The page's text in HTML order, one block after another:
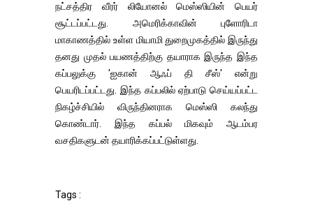
நட்சத்திர வீரர் லியோனல் மெஸ்ஸியின் பெயர்
சூட்டப்பட்டது. அமெரிக்காவின் புளோரிடா
மாகாணத்தில் உள்ள மியாமி துறைமுகத்தில் இருந்து
தனது முதல் பயணத்திற்கு தயாராக இருந்த இந்த
கப்பலுக்கு 'ஐகான் ஆஃப் தி சீஸ்' என்று
பெயரிடப்பட்டது. இந்த கப்பலில் ஏற்பாடு செய்யப்பட்ட
நிகழ்ச்சியில் விருந்தினராக மெஸ்ஸி கலந்து
கொண்டார். இந்த கப்பல் மிகவும் ஆடம்பர
வசதிகளுடன் தயாரிக்கப்பட்டுள்ளது.
Tags :